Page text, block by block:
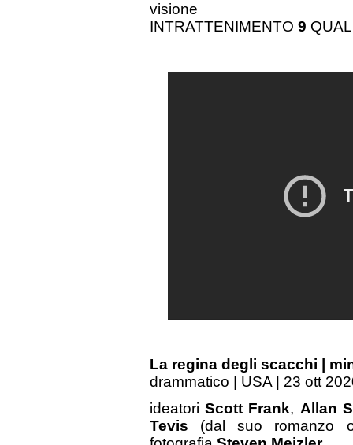
visione
INTRATTENIMENTO 9
La regina degli scacchi |
drammatico | USA | 23 ott
ideatoriScott Frank, Allan
Tevis (dal suo romanzo